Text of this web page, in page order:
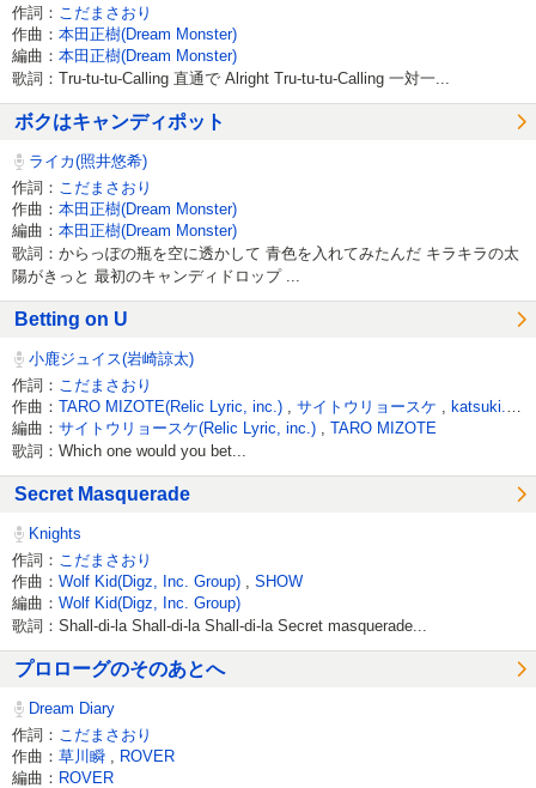
作詞： こだまさおり
作曲： 本田正樹(Dream Monster)
編曲： 本田正樹(Dream Monster)
歌詞：Tru-tu-tu-Calling 直通で Alright Tru-tu-tu-Calling 一対一...
ボクはキャンディポット
ライカ(照井悠希)
作詞： こだまさおり
作曲： 本田正樹(Dream Monster)
編曲： 本田正樹(Dream Monster)
歌詞：からっぽの瓶を空に透かして 青色を入れてみたんだ キラキラの太
陽がきっと 最初のキャンディドロップ ...
Betting on U
小鹿ジュイス(岩崎諒太)
作詞： こだまさおり
作曲： TARO MIZOTE(Relic Lyric, inc.) サイトウリョースケ
katsuki.CF
編曲： サイトウリョースケ(Relic Lyric, inc.) TARO MIZOTE
歌詞：Which one would you bet...
Secret Masquerade
Knights
作詞： こだまさおり
作曲： Wolf Kid(Digz, Inc. Group)
SHOW
編曲： Wolf Kid(Digz, Inc. Group)
歌詞：Shall-di-la Shall-di-la Shall-di-la Secret masquerade...
プロローグのそのあとへ
Dream Diary
作詞： こだまさおり
作曲： 草川瞬
ROVER
編曲： ROVER